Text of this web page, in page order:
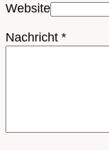
Website
Nachricht *